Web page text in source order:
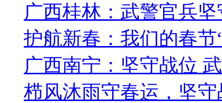
广西桂林：武警官兵
护航新春：我们的春节
广西南宁：坚守战位
栉风沐雨守春运，坚